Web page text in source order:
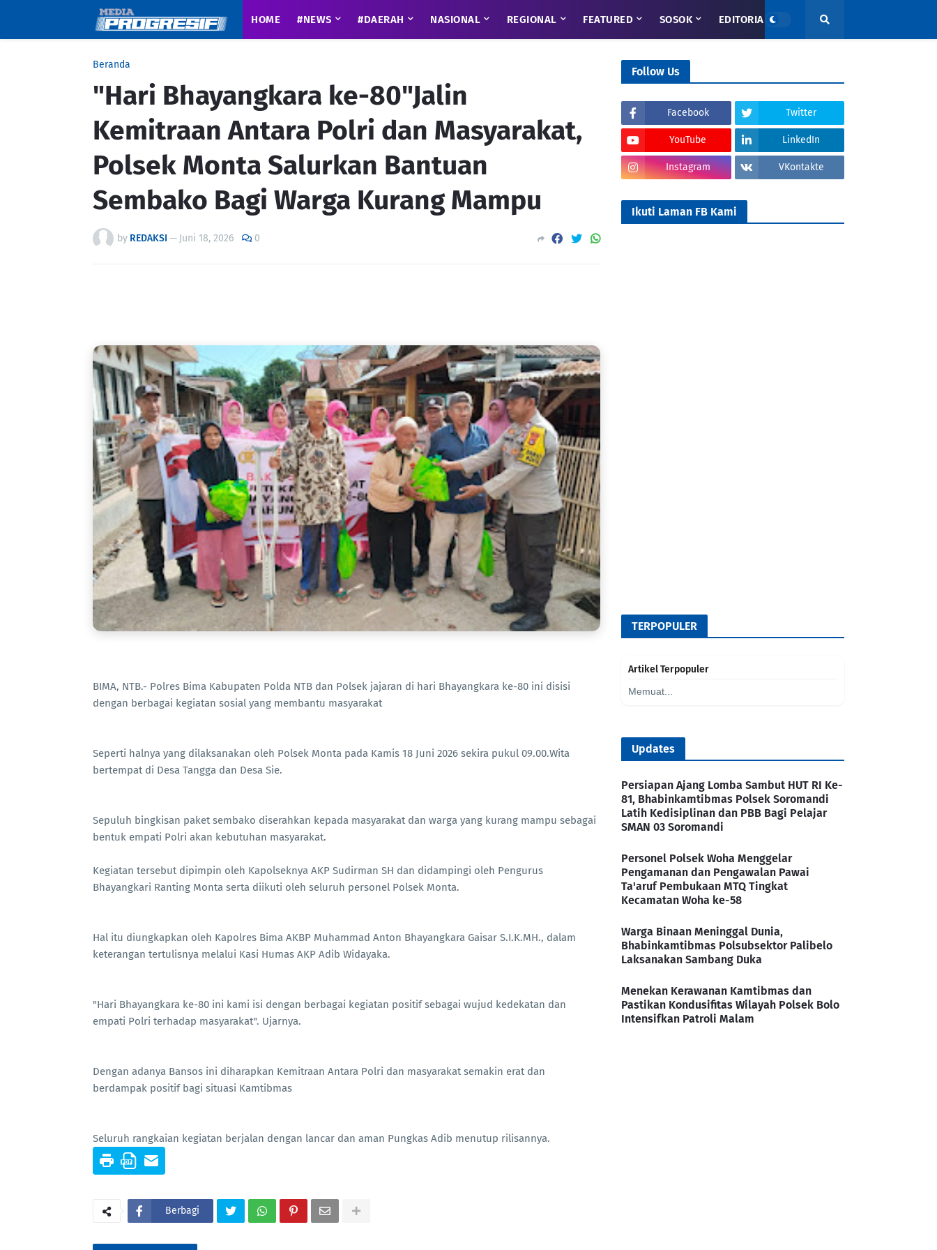
HOME #NEWS #DAERAH NASIONAL REGIONAL FEATURED SOSOK EDITORIAL
Beranda
"Hari Bhayangkara ke-80"Jalin
Kemitraan Antara Polri dan Masyarakat,
Polsek Monta Salurkan Bantuan
Sembako Bagi Warga Kurang Mampu
by REDAKSI — Juni 18, 2026 0
BIMA, NTB.- Polres Bima Kabupaten Polda NTB dan Polsek jajaran di hari Bhayangkara ke-80 ini disisi
dengan berbagai kegiatan sosial yang membantu masyarakat
Seperti halnya yang dilaksanakan oleh Polsek Monta pada Kamis 18 Juni 2026 sekira pukul 09.00.Wita
bertempat di Desa Tangga dan Desa Sie.
Sepuluh bingkisan paket sembako diserahkan kepada masyarakat dan warga yang kurang mampu sebagai
bentuk empati Polri akan kebutuhan masyarakat.
Kegiatan tersebut dipimpin oleh Kapolseknya AKP Sudirman SH dan didampingi oleh Pengurus
Bhayangkari Ranting Monta serta diikuti oleh seluruh personel Polsek Monta.
Hal itu diungkapkan oleh Kapolres Bima AKBP Muhammad Anton Bhayangkara Gaisar S.I.K.MH., dalam
keterangan tertulisnya melalui Kasi Humas AKP Adib Widayaka.
"Hari Bhayangkara ke-80 ini kami isi dengan berbagai kegiatan positif sebagai wujud kedekatan dan
empati Polri terhadap masyarakat". Ujarnya.
Dengan adanya Bansos ini diharapkan Kemitraan Antara Polri dan masyarakat semakin erat dan
berdampak positif bagi situasi Kamtibmas
Seluruh rangkaian kegiatan berjalan dengan lancar dan aman Pungkas Adib menutup rilisannya.
Berbagi
Follow Us
Facebook Twitter
YouTube LinkedIn
Instagram VKontakte
Ikuti Laman FB Kami
TERPOPULER
Artikel Terpopuler
Memuat...
Updates
Persiapan Ajang Lomba Sambut HUT RI Ke-
81, Bhabinkamtibmas Polsek Soromandi
Latih Kedisiplinan dan PBB Bagi Pelajar
SMAN 03 Soromandi
Personel Polsek Woha Menggelar
Pengamanan dan Pengawalan Pawai
Ta'aruf Pembukaan MTQ Tingkat
Kecamatan Woha ke-58
Warga Binaan Meninggal Dunia,
Bhabinkamtibmas Polsubsektor Palibelo
Laksanakan Sambang Duka
Menekan Kerawanan Kamtibmas dan
Pastikan Kondusifitas Wilayah Polsek Bolo
Intensifkan Patroli Malam